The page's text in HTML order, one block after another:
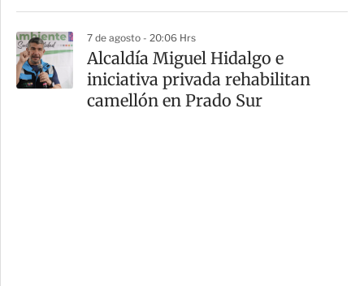
7 de agosto - 20:06 Hrs
Alcaldía Miguel Hidalgo e
iniciativa privada rehabilitan
camellón en Prado Sur